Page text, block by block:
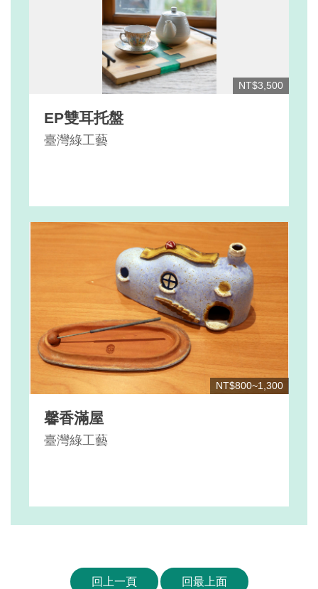
NT$3,500
EP雙耳托盤
臺灣綠工藝
NT$800~1,300
馨香滿屋
臺灣綠工藝
回上一頁 回最上面